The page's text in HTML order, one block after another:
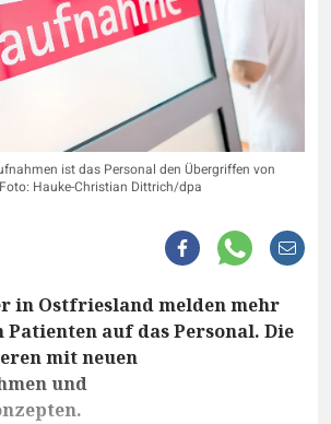
ist das Personal den Übergriffen von
Hauke-Christian Dittrich/dpa
in Ostfriesland melden mehr
auf das Personal. Die
mit neuen
und